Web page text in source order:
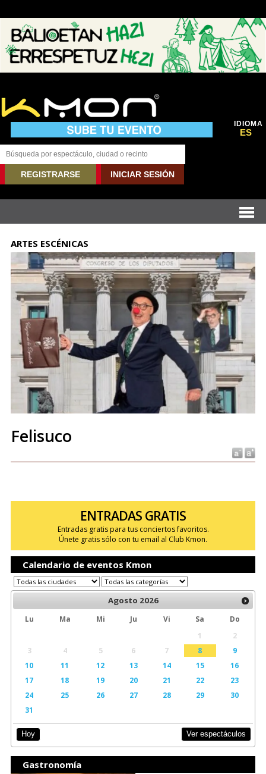
IDIOMA
ES
REGISTRARSE INICIAR SESIÓN
ARTES ESCÉNICAS
Felisuco
ENTRADAS GRATIS
Entradas gratis para tus conciertos favoritos.
Únete gratis sólo con tu email al Club Kmon.
Calendario de eventos Kmon
Agosto 2026
Lu Ma Mi Ju Vi Sa
Do
1
2
3
4 5 6 7 8
9
10
11 12 13 14 15
16
17
18 19 20 21 22
23
24
25 26 27 28 29
30
31
Hoy Ver espectáculos
Gastronomía